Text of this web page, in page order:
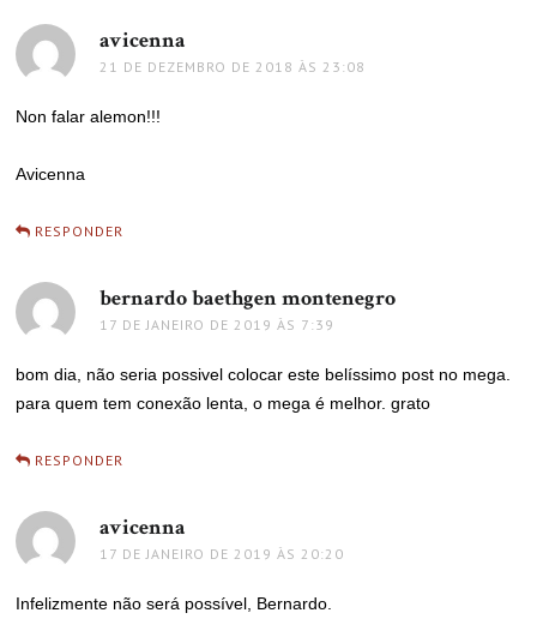
avicenna
21 DE DEZEMBRO DE 2018 ÀS 23:08
Non falar alemon!!!
Avicenna
RESPONDER
bernardo baethgen montenegro
17 DE JANEIRO DE 2019 ÀS 7:39
bom dia, não seria possivel colocar este belíssimo post no mega.
para quem tem conexão lenta, o mega é melhor. grato
RESPONDER
avicenna
17 DE JANEIRO DE 2019 ÀS 20:20
Infelizmente não será possível, Bernardo.